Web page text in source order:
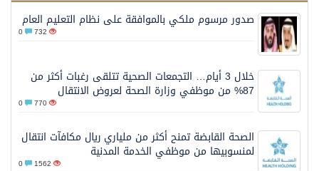
صدور مرسوم ملكي بالموافقة على نظام التعليم العام
732
خلال 3 أيام… التجمعات الصحية تتلقى رغبات أكثر من
87% من موظفي وزارة الصحة لعروض الانتقال
770
الصحة القابضة تمنح أكثر من ملياري ريال مكافآت انتقال
لمنسوبيها من موظفي الخدمة المدنية
1562